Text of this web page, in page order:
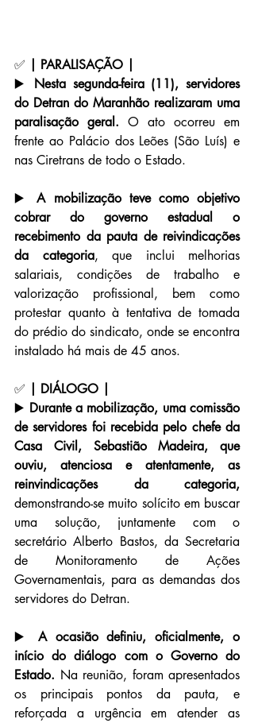
✅
| PARALISAÇÃO |
▶️ Nesta segunda-feira (11), servidores
do Detran do Maranhão realizaram uma
paralisação geral. O ato ocorreu em
frente ao Palácio dos Leões (São Luís) e
nas Ciretrans de todo o Estado.
▶️ A mobilização teve como objetivo
cobrar do governo estadual o
recebimento da pauta de reivindicações
da categoria, que inclui melhorias
salariais, condições de trabalho e
valorização profissional, bem como
protestar quanto à tentativa de tomada
do prédio do sindicato, onde se encontra
instalado há mais de 45 anos.
✅
| DIÁLOGO |
▶️ Durante a mobilização, uma comissão
de servidores foi recebida pelo chefe da
Casa Civil, Sebastião Madeira, que
ouviu, atenciosa e atentamente, as
reinvindicações da categoria,
demonstrando-se muito solícito em buscar
uma solução, juntamente com o
secretário Alberto Bastos, da Secretaria
de Monitoramento de Ações
Governamentais, para as demandas dos
servidores do Detran.
▶️ A ocasião definiu, oficialmente, o
início do diálogo com o Governo do
Estado. Na reunião, foram apresentados
os principais pontos da pauta, e
reforçada a urgência em atender as